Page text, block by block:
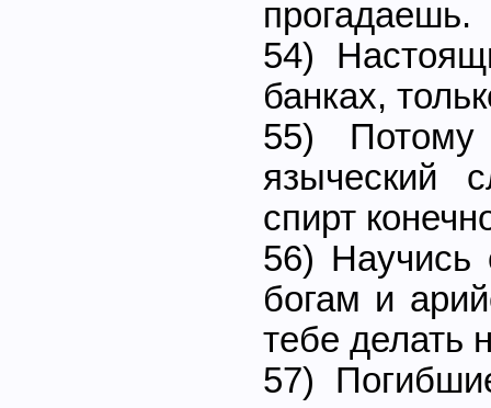
прогадаешь.
54)
банках,
55)
языческий
спирт
56) Научись
богам и
тебе делать
57)